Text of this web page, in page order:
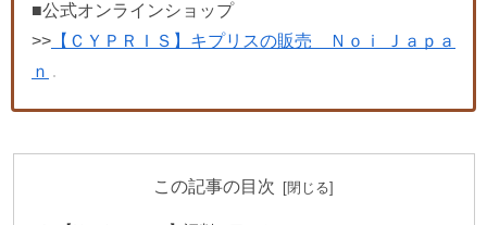
■公式オンラインショップ
>> 【ＣＹＰＲＩＳ】キプリスの販売 Ｎｏｉ Ｊａｐａ
ｎ
この記事の目次